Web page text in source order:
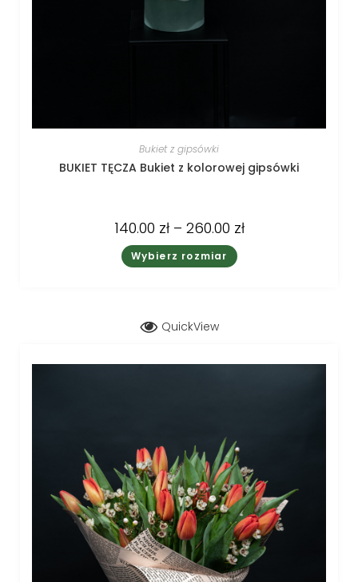
Bukiet z gipsówki
BUKIET TĘCZA Bukiet z kolorowej gipsówki
140.00 zł– 260.00 zł
Wybierz rozmiar
QuickView